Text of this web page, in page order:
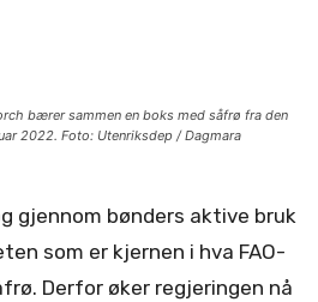
bærer sammen en boks med såfrø fra den
2022. Foto: Utenriksdep / Dagmara
gjennom bønders aktive bruk
som er kjernen i hva FAO-
Derfor øker regjeringen nå